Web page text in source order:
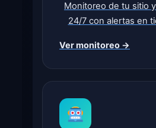
Monitoreo de tu sitio
24/7 con alertas en
Ver monitoreo →